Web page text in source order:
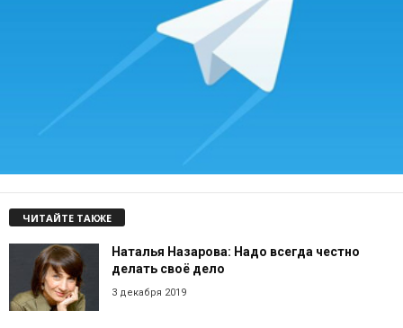
ЧИТАЙТЕ ТАКЖЕ
Наталья Назарова: Надо всегда честно
делать своё дело
3 декабря 2019